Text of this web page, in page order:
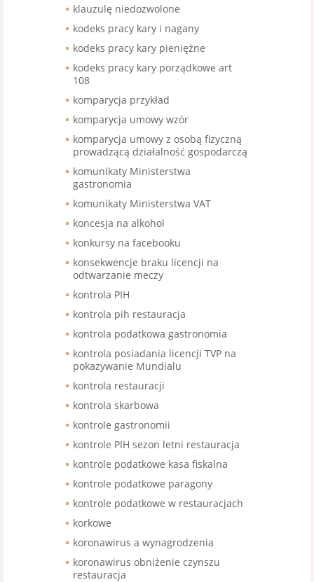
klauzulę niedozwolone
kodeks pracy kary i nagany
kodeks pracy kary pieniężne
kodeks pracy kary porządkowe art
108
komparycja przykład
komparycja umowy wzór
komparycja umowy z osobą fizyczną
prowadzącą działalność gospodarczą
komunikaty Ministerstwa
gastronomia
komunikaty Ministerstwa VAT
koncesja na alkohol
konkursy na facebooku
konsekwencje braku licencji na
odtwarzanie meczy
kontrola PIH
kontrola pih restauracja
kontrola podatkowa gastronomia
kontrola posiadania licencji TVP na
pokazywanie Mundialu
kontrola restauracji
kontrola skarbowa
kontrole gastronomii
kontrole PIH sezon letni restauracja
kontrole podatkowe kasa fiskalna
kontrole podatkowe paragony
kontrole podatkowe w restauracjach
korkowe
koronawirus a wynagrodzenia
koronawirus obniżenie czynszu
restauracja